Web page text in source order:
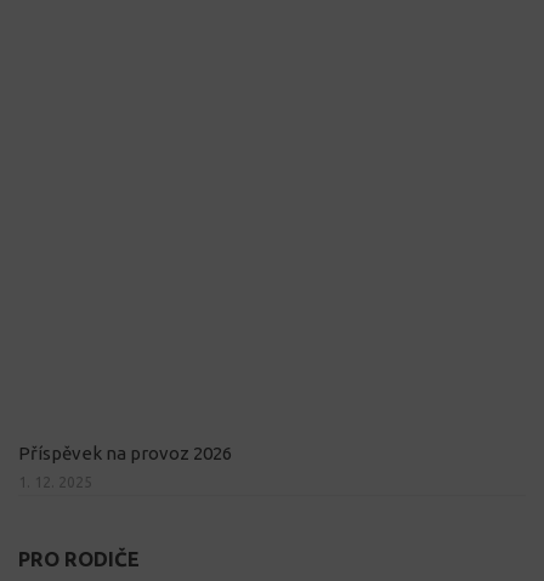
Příspěvek na provoz 2026
1. 12. 2025
PRO RODIČE